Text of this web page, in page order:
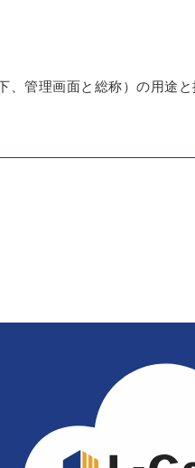
管理画面と総称）の用途